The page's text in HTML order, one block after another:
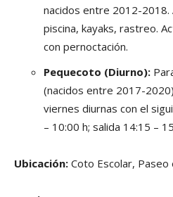
nacidos entre 2012-2018.
piscina, kayaks, rastreo.
con pernoctación.
Pequecoto (Diurno):
(nacidos entre 2017-
viernes diurnas con el
– 10:00 h; salida 14:15 –
Ubicación: Coto Escolar, Paseo